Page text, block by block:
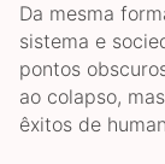
Da mesma
sistema e
pontos
ao colapso,
êxitos de